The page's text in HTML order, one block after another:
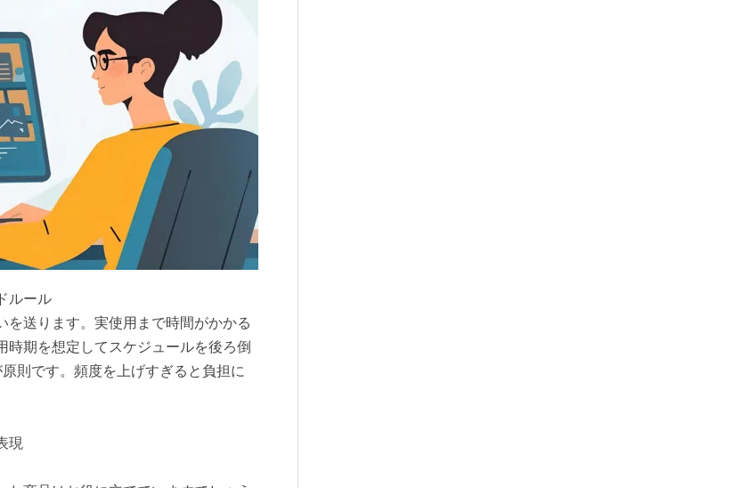
ルール
送ります。実使用まで時間がかかる
期を想定してスケジュールを後ろ倒
則です。頻度を上げすぎると負担に
現